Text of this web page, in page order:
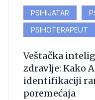
PSIHIJATAR
PSIHOTERAPEUT
Veštačka
zdravlje: Kako
identifikaciji
poremećaja